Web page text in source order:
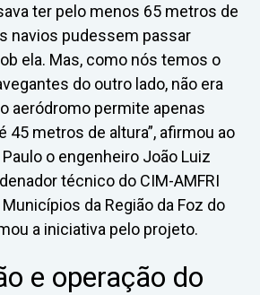
ter pelo menos 65 metros de
navios pudessem passar
ela. Mas, como nós temos o
do outro lado, não era
aeródromo permite apenas
45 metros de altura”, afirmou ao
Paulo o engenheiro João Luiz
técnico do CIM-AMFRI
da Região da Foz do
a iniciativa pelo projeto.
e operação do